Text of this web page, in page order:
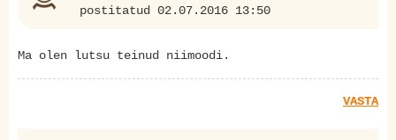
postitatud 02.07.2016 13:50
Ma olen lutsu teinud niimoodi.
VASTA